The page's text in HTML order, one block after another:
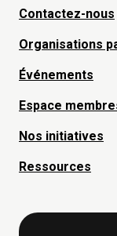
Contactez-nous
Organisations
Événements
Espace
Nos initiatives
Ressources